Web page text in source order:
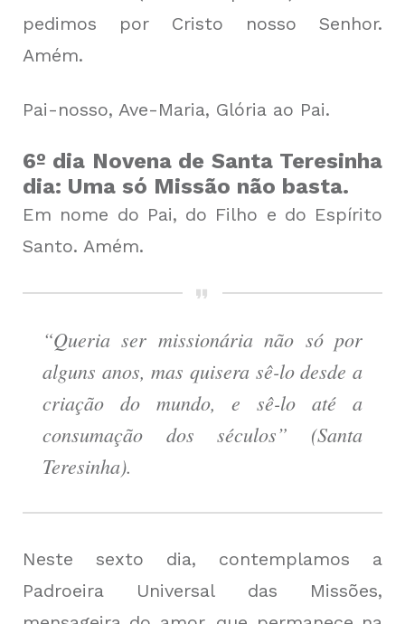
pedimos por Cristo nosso Senhor.
Amém.
Pai-nosso, Ave-Maria, Glória ao Pai.
6º dia Novena de Santa Teresinha
dia: Uma só Missão não basta.
Em nome do Pai, do Filho e do Espírito
Santo. Amém.
“Queria ser missionária não só por
alguns anos, mas quisera sê-lo desde a
criação do mundo, e sê-lo até a
consumação dos séculos” (Santa
Teresinha).
Neste sexto dia, contemplamos a
Padroeira Universal das Missões,